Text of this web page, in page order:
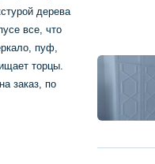
дерева
все, что
пуф,
торцы.
заказ, по